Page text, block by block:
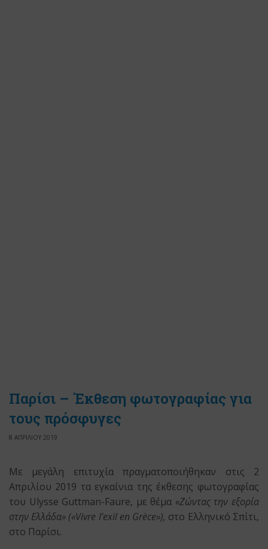
Παρίσι – Έκθεση φωτογραφίας για
τους πρόσφυγες
8 ΑΠΡΙΛΙΟΥ 2019
Με μεγάλη επιτυχία πραγματοποιήθηκαν στις 2
Απριλίου 2019 τα εγκαίνια της έκθεσης φωτογραφίας
του Ulysse Guttman-Faure, με θέμα «Ζώντας την εξορία
στην Ελλάδα» («Vivre l’exil en Grèce»), στο Ελληνικό Σπίτι,
στο Παρίσι.